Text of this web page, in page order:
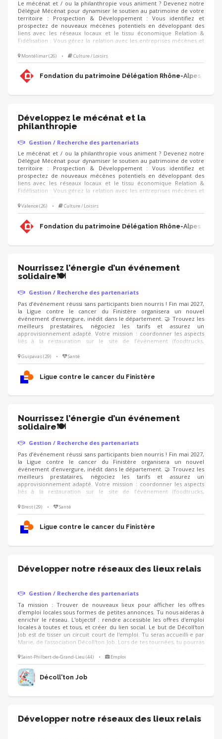
Le mécénat et / ou la philanthropie vous animent ? Devenez notre
Délégué Mécénat pour dynamiser le soutien au patrimoine de votre
territoire : Prospection & Développement : Vous identifiez et
prospectez de nouveaux mécènes potentiels en développant des
liens avec les réseaux locaux et le tissu économique Relation &
Fidélisation : Vous gérez la relation avec les entreprises mécènes et
(visites privées, événements, rencontres, animation du club de
mécènes). Accompagnement de projets : Vous proposez aux
mécènes les projets de sauvegarde du patrimoine à soutenir et
déployez les campagnes d'appels aux dons (IFI, Noël).
Montélimar (26) • Culture / Loisirs
Fondation du patrimoine Délégation Rhône-Alpes
Développez le mécénat et la
philanthropie
Gestion / Recherche des partenariats
Le mécénat et / ou la philanthropie vous animent ? Devenez notre
Délégué Mécénat pour dynamiser le soutien au patrimoine de votre
territoire : Prospection & Développement : Vous identifiez et
prospectez de nouveaux mécènes potentiels en développant des
liens avec les réseaux locaux et le tissu économique Relation &
Fidélisation : Vous gérez la relation avec les entreprises mécènes et
(visites privées, événements, rencontres, animation du club de
mécènes). Accompagnement de projets : Vous proposez aux
mécènes les projets de sauvegarde du patrimoine à soutenir et
déployez les campagnes d'appels aux dons (IFI, Noël).
Valence (26) • Culture / Loisirs
Fondation du patrimoine Délégation Rhône-Alpes
Nourrissez l’énergie d’un événement
solidaire🍽️
Gestion / Recherche des partenariats
Pas d’événement réussi sans participants bien nourris ! Fin mai 2027,
la Ligue contre le cancer du Finistère organisera un nouvel
événement d’envergure, inédit dans le département. 🤝 Trouvez les
meilleurs prestataires, négociez les tarifs et assurez un
approvisionnement adapté. Votre mission : coordonner les aspects
liés à la restauration sur le site de l’événement (foodtrucks,
pour obtenir des dons en nature, et proposer une offre conviviale,
accessible et équilibrée. On recherche : un·e négociateur·rice
organisé·e, qui aime le contact avec les commerçants et sait gérer les
stocks 📋
Guipavas (29) • Santé
Ligue contre le cancer du Finistère
Nourrissez l’énergie d’un événement
solidaire🍽️
Gestion / Recherche des partenariats
Pas d’événement réussi sans participants bien nourris ! Fin mai 2027,
la Ligue contre le cancer du Finistère organisera un nouvel
événement d’envergure, inédit dans le département. 🤝 Trouvez les
meilleurs prestataires, négociez les tarifs et assurez un
approvisionnement adapté. Votre mission : coordonner les aspects
liés à la restauration sur le site de l’événement (foodtrucks,
pour obtenir des dons en nature, et proposer une offre conviviale,
accessible et équilibrée. On recherche : un·e négociateur·rice
organisé·e, qui aime le contact avec les commerçants et sait gérer les
stocks 📋
Brest (29) • Santé
Ligue contre le cancer du Finistère
Développer notre réseaux des lieux relais
Gestion / Recherche des partenariats
Ta mission : Trouver de nouveaux lieux pour afficher les offres
d'emploi locales sous formes de petites annonces. Tu nous aideras à
enrichir le réseau. L'objectif : rendre accessible les offres d'emploi
locales à toutes et tous, et créer du lien social. Le but de Décoll'ton
Job est de tisser un circuit court de l'emploi. Tu seras accueilli·e par
Marie, de l'association Décoll'ton Job. Lors de tes tournées, tu pourras
pas à jour dans la diffusion des offres d'emploi.
Saint-Philbert-de-Grand-Lieu (44) • Emploi
Décoll'ton Job
Développer notre réseaux des lieux relais